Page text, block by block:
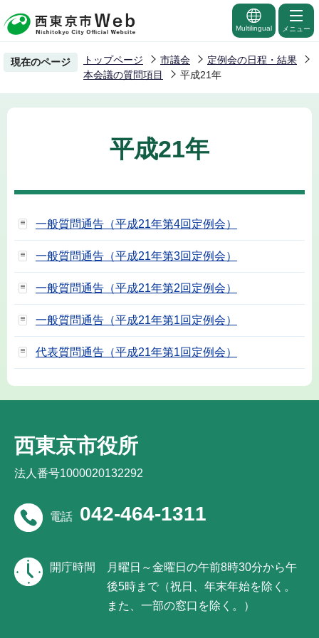
の
ー
Multilingual メニュー
現在のページ トップページ 市議会
定例会の日程・結果
本会議の質問項目
平成21年
平成21年
一般質問通告（平成21年第4回定例会）
一般質問通告（平成21年第3回定例会）
一般質問通告（平成21年第2回定例会）
一般質問通告（平成21年第1回定例会）
代表質問通告（平成21年第1回定例会）
西東京市役所
法人番号1000020132292
電話 042-464-1311
開庁時間
月曜日～金曜日の午前8時30分から午
後5時まで（祝日、年末年始を除く。
また、一部の窓口を除く。）